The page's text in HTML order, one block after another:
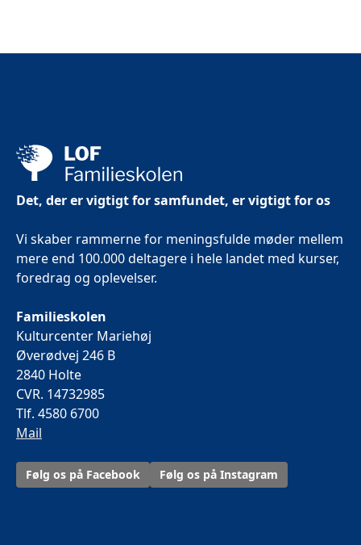
Det, der er vigtigt for samfundet, er vigtigt for os
Vi skaber rammerne for meningsfulde møder mellem
mere end 100.000 deltagere i hele landet med kurser,
foredrag og oplevelser.
Familieskolen
Kulturcenter Mariehøj
Øverødvej 246 B
2840 Holte
CVR. 14732985
Tlf. 4580 6700
Mail
Følg os på Facebook Følg os på Instagram